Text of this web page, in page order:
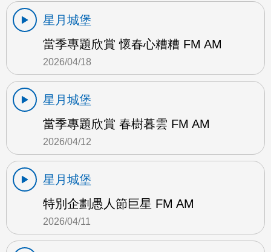
星月城堡
當季專題欣賞 懷春心糟糟 FM AM
2026/04/18
星月城堡
當季專題欣賞 春樹暮雲 FM AM
2026/04/12
星月城堡
特別企劃愚人節巨星 FM AM
2026/04/11